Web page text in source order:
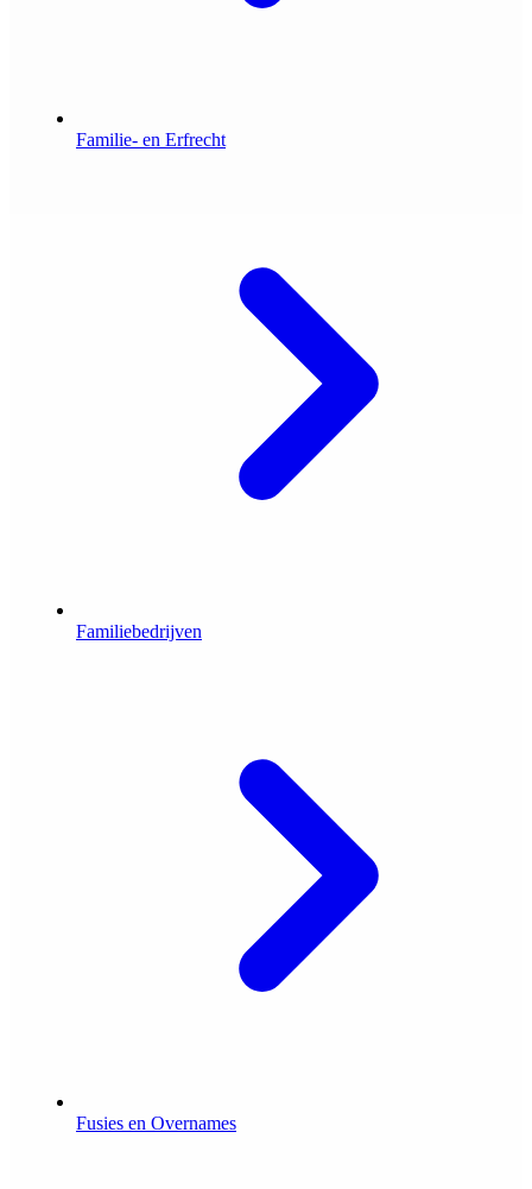
Familie- en Erfrecht
Familiebedrijven
Fusies en Overnames